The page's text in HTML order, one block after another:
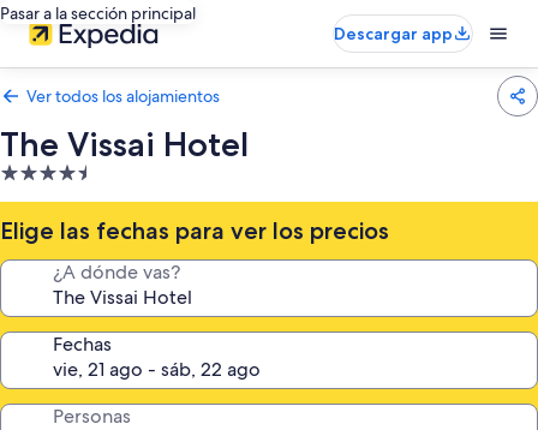
Pasar a la sección principal
Descargar app
Ver todos los alojamientos
The Vissai Hotel
Alojamiento
de
4.5 estrellas
Elige las fechas para ver los precios
¿A dónde vas?
Fechas
Personas